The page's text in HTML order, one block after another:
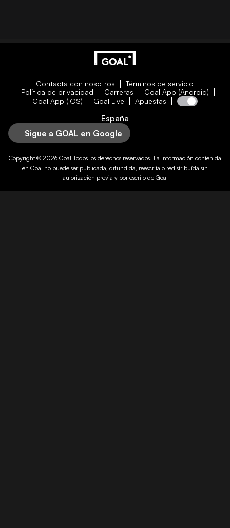
Contacta con nosotros
Términos de servicio
Política de privacidad
Carreras
Goal App (Android)
Goal App (iOS)
Goal Live Apuestas
España
Sigue a GOAL en Google
Copyright © 2026 Goal Todos los derechos reservados. La información contenida
en Goal no puede ser publicada, difundida, reescrita o redistribuída sin
autorización previa y por escrito de Goal